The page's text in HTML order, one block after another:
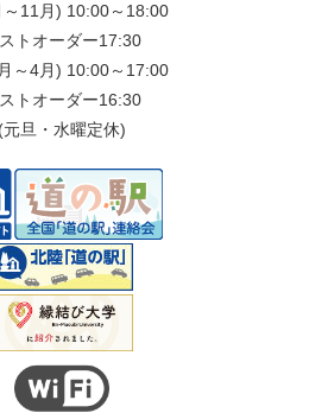
～11月) 10:00～18:00
トオーダー17:30
～4月) 10:00～17:00
トオーダー16:30
(元旦・水曜定休)